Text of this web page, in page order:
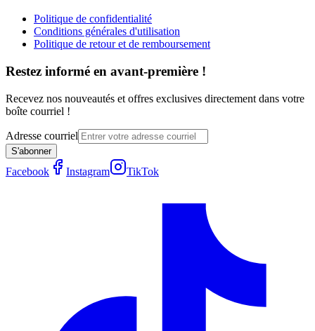
Politique de confidentialité
Conditions générales d'utilisation
Politique de retour et de remboursement
Restez informé en avant-première !
Recevez nos nouveautés et offres exclusives directement dans votre
boîte courriel !
Adresse courriel
S'abonner
Facebook Instagram TikTok